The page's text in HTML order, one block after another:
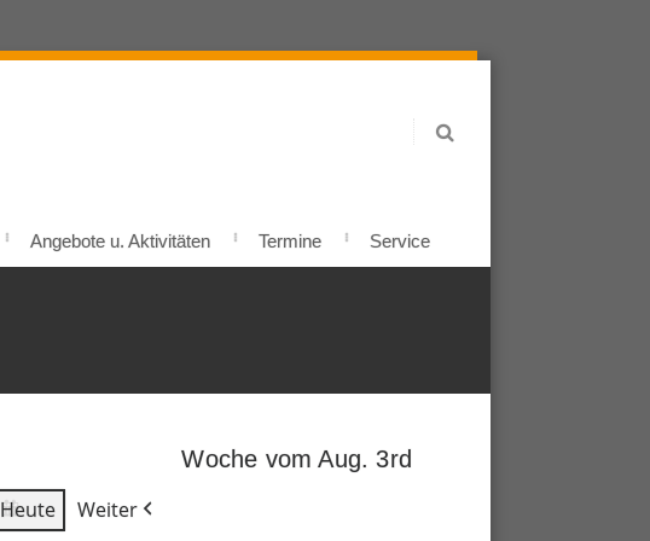
Angebote u. Aktivitäten Termine Service
Woche vom Aug. 3rd
Heute
Weiter